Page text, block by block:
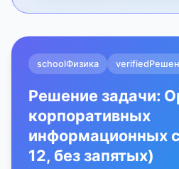
schoolФизика verified
Решение задачи:
корпоративных
информационных
12, без запятых)